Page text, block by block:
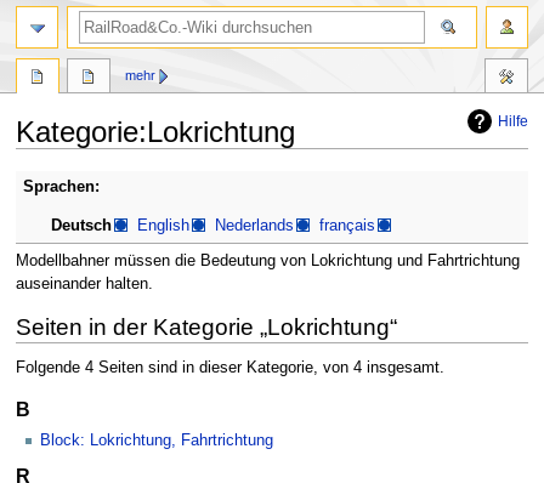
Hilfe
Kategorie:Lokrichtung
Zur
springen
Zur
springen
Sprachen:
Deutsch English Nederlands français
Modellbahner müssen die Bedeutung von Lokrichtung und Fahrtrichtung
auseinander halten.
Seiten in der Kategorie „Lokrichtung“
Folgende 4 Seiten sind in dieser Kategorie, von 4 insgesamt.
B
Block: Lokrichtung, Fahrtrichtung
R
mehr
Suche